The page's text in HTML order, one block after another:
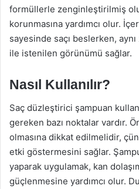
formüllerle zenginleştirilmiş
korunmasına yardımcı olur.
sayesinde saçı beslerken,
ile istenilen görünümü sağlar.
Nasıl Kullanılır?
Saç düzleştirici şampuan
gereken bazı noktalar vardır.
olmasına dikkat edilmelidir,
etki göstermesini sağlar.
yaparak uygulamak, kan
güçlenmesine yardımcı olur.